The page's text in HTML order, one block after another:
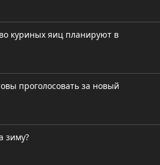
куриных яиц планируют в
проголосовать за новый
зиму?